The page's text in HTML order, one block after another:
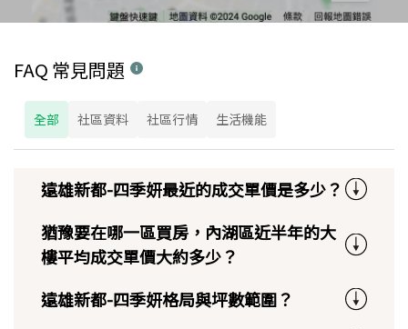
FAQ 常見問題
全部 社區資料 社區行情 生活機能
遠雄新都-四季妍最近的成交單價是多少？
猶豫要在哪一區買房，內湖區近半年的大
樓平均成交單價大約多少？
遠雄新都-四季妍格局與坪數範圍？